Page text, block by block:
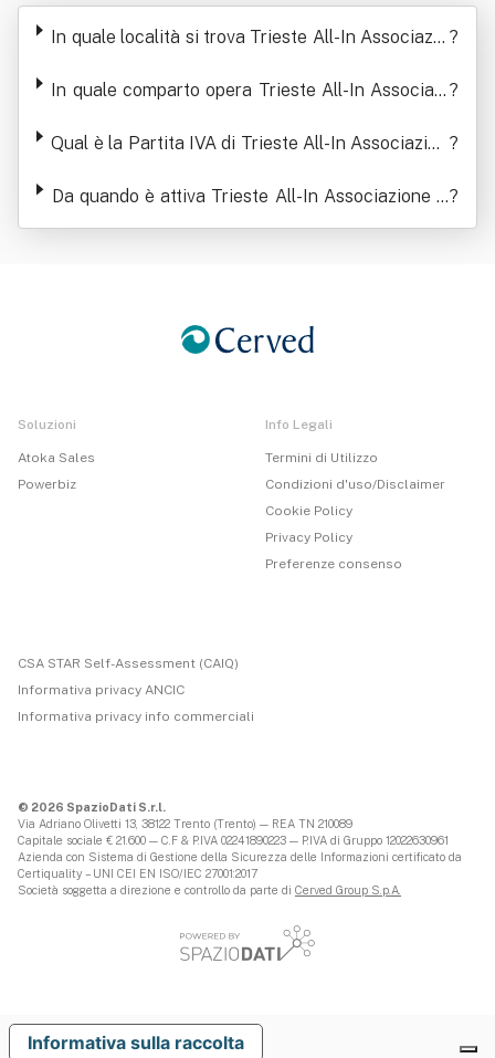
Associazione Sportiva Dilettantistica
In quale località si trova Trieste All-In Associazio ?
In quale comparto opera Trieste All-In Associazi ?
Qual è la Partita IVA di Trieste All-In Associazion ?
Da quando è attiva Trieste All-In Associazione S
portiva Dilettantistica
?
Soluzioni
Atoka Sales
Powerbiz
Info Legali
Termini di Utilizzo
Condizioni d'uso/Disclaimer
Cookie Policy
Privacy Policy
Preferenze consenso
CSA STAR Self-Assessment (CAIQ)
Informativa privacy ANCIC
Informativa privacy info commerciali
© 2026 SpazioDati S.r.l.
Via Adriano Olivetti 13, 38122 Trento (Trento) — REA TN 210089
Capitale sociale € 21.600 — C.F & P.IVA 02241890223 — P.IVA di Gruppo 12022630961
Azienda con Sistema di Gestione della Sicurezza delle Informazioni certificato da
Certiquality – UNI CEI EN ISO/IEC 27001:2017
Società soggetta a direzione e controllo da parte di Cerved Group S.p.A.
Informativa sulla raccolta